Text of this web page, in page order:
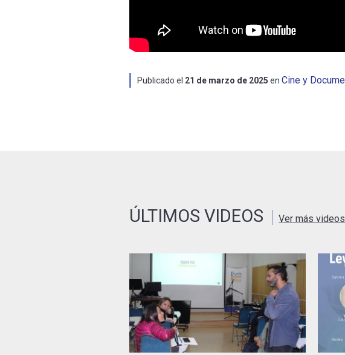
Publicado el 21 de marzo de 2025 enCine y
ÚLTIMOS VIDEOS Ver más videos